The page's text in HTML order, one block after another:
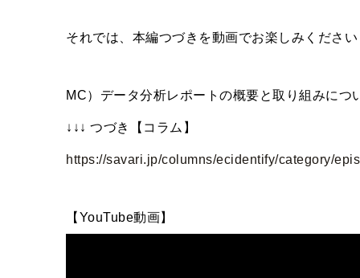
それでは、本編つづきを動画でお楽しみください
MC）データ分析レポートの概要と取り組みにつ
↓↓↓ つづき【コラム】
https://savari.jp/columns/ecidentify/category/
【YouTube動画】